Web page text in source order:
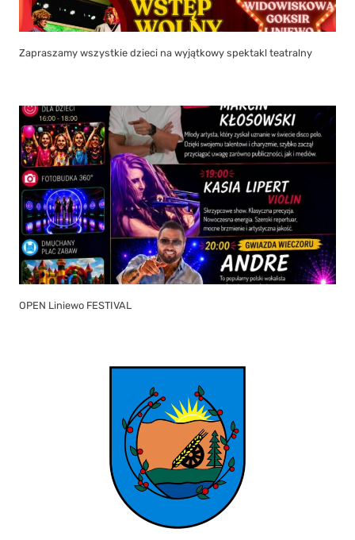
Zapraszamy wszystkie dzieci na wyjątkowy spektakl teatralny
OPEN Liniewo FESTIVAL